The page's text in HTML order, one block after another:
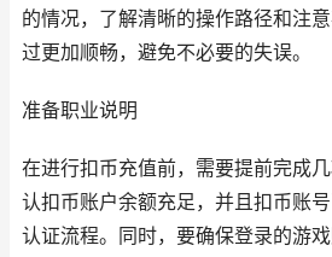
的情况，了解清晰的操作路径和注
过更加顺畅，避免不必要的失误。
准备职业说明
在进行扣币充值前，需要提前完成
认扣币账户余额充足，并且扣币账
认证流程。同时，要确保登录的游